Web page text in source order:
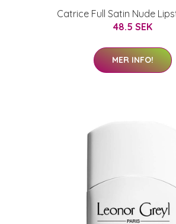
Catrice Full Satin Nude
48.5 SEK
MER INFO!